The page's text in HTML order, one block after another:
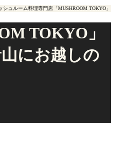
シュルーム料理専門店「MUSHROOM TOKYO」
TOKYO」
にお越しの